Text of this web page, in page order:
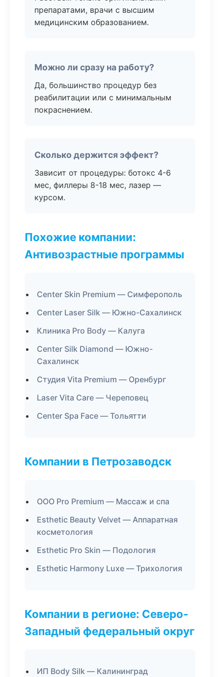
препаратами, врачи с высшим
медицинским образованием.
Можно ли сразу на работу?
Да, большинство процедур без
реабилитации или с минимальным
покраснением.
Сколько держится эффект?
Зависит от процедуры: ботокс 4-6
мес, филлеры 8-18 мес, лазер —
курсом.
Похожие компании:
Антивозрастные программы
Center Skin Premium — Симферополь
Center Laser Silk — Южно-Сахалинск
Клиника Pro Body — Калуга
Center Silk Diamond — Южно-
Сахалинск
Студия Vita Premium — Оренбург
Laser Vita Care — Череповец
Center Spa Face — Тольятти
Компании в Петрозаводск
ООО Pro Premium — Массаж и спа
Esthetic Beauty Velvet — Аппаратная
косметология
Esthetic Pro Skin — Подология
Esthetic Harmony Luxe — Трихология
Компании в регионе: Северо-
Западный федеральный округ
ИП Body Silk — Калининград